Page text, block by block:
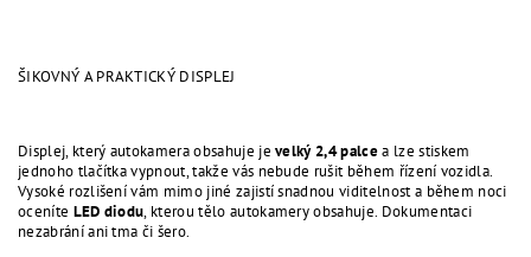
ŠIKOVNÝ A PRAKTICKÝ DISPLEJ
Displej, který autokamera obsahuje jevelký 2,4 palcea lze stiskem
jednoho tlačítka vypnout, takže vás nebude rušit během řízení vozidla.
Vysoké rozlišení vám mimo jiné zajistí snadnou viditelnost a během noci
oceníte LED diodu , kterou tělo autokamery obsahuje. Dokumentaci
nezabrání ani tma či šero.